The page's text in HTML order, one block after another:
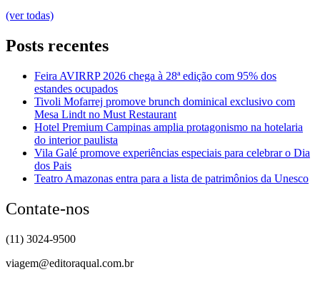
(ver todas)
Posts recentes
Feira AVIRRP 2026 chega à 28ª edição com 95% dos
estandes ocupados
Tivoli Mofarrej promove brunch dominical exclusivo com
Mesa Lindt no Must Restaurant
Hotel Premium Campinas amplia protagonismo na hotelaria
do interior paulista
Vila Galé promove experiências especiais para celebrar o Dia
dos Pais
Teatro Amazonas entra para a lista de patrimônios da Unesco
Contate-nos
(11) 3024-9500
viagem@editoraqual.com.br